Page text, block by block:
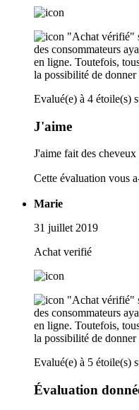
"Achat vérifié"
des consommateurs
en ligne. Toutefois,
la possibilité de donner
Evalué(e) à 4 étoile(s)
J'aime
J'aime fait des cheveux
Cette évaluation vous
Marie
31 juillet 2019
Achat verifié
"Achat vérifié"
des consommateurs
en ligne. Toutefois,
la possibilité de donner
Evalué(e) à 5 étoile(s)
Évaluation